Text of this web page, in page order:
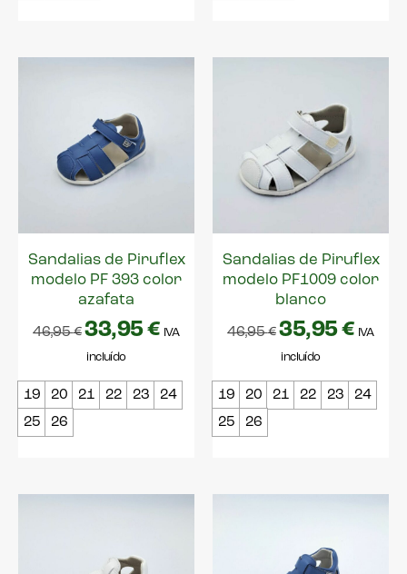
Sandalias de Piruflex
modelo PF 393 color
azafata
46,95€ 33,95€ IVA
incluído
19 20 21 22 23
24
25
26
Sandalias de Piruflex
modelo PF1009 color
blanco
46,95€ 35,95€ IVA
incluído
19 20 21 22 23
24
25
26